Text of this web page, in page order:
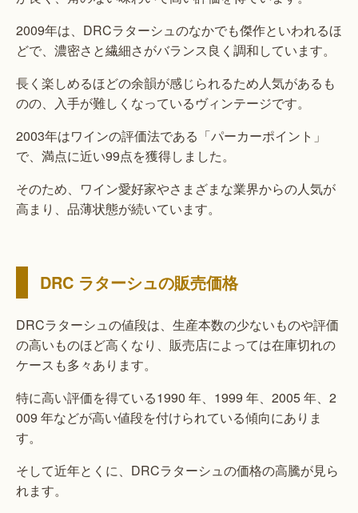
2009年は、DRCラターシュのなかでも傑作といわれるほ
どで、濃密さと繊細さがバランス良く調和しています。
長く楽しめるほどの余韻が感じられるため人気があるも
のの、入手が難しくなっているヴィンテージです。
2003年はワインの評価法である「パーカーポイント」
で、満点に近い99点を獲得しました。
そのため、ワイン愛好家やさまざまな業界からの人気が
高まり、品薄状態が続いています。
DRC ラターシュの販売価格
DRCラターシュの値段は、生産本数の少ないものや評価
の高いものほど高くなり、販売店によっては在庫切れの
ケースも多々あります。
特に高い評価を得ている1990 年、1999 年、2005 年、2
009 年などが高い値段を付けられている傾向にありま
す。
そして近年とくに、DRCラターシュの価格の高騰が見ら
れます。